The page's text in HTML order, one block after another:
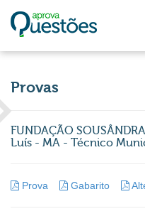
Provas
FUNDAÇÃO
Luís - MA - Técnico
Prova Gabarito